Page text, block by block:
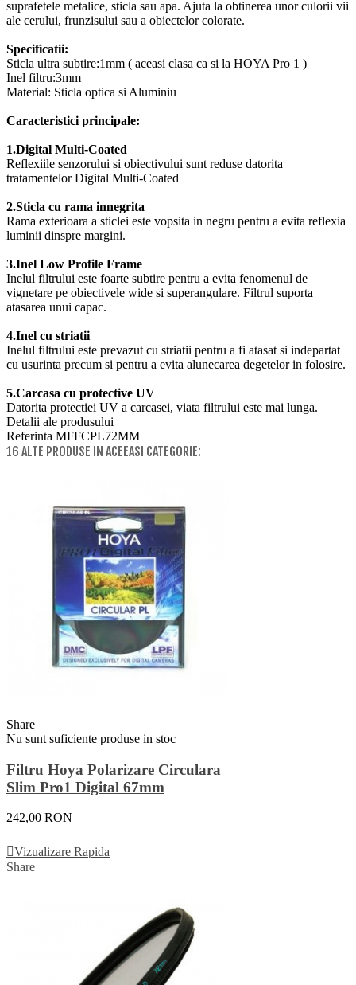
suprafetele metalice, sticla sau apa. Ajuta la obtinerea unor culorii vii
ale cerului, frunzisului sau a obiectelor colorate.
Specificatii:
Sticla ultra subtire:1mm ( aceasi clasa ca si la HOYA Pro 1 )
Inel filtru:3mm
Material: Sticla optica si Aluminiu
Caracteristici principale:
1.Digital Multi-Coated
Reflexiile senzorului si obiectivului sunt reduse datorita
tratamentelor Digital Multi-Coated
2.Sticla cu rama innegrita
Rama exterioara a sticlei este vopsita in negru pentru a evita reflexia
luminii dinspre margini.
3.Inel Low Profile Frame
Inelul filtrului este foarte subtire pentru a evita fenomenul de
vignetare pe obiectivele wide si superangulare. Filtrul suporta
atasarea unui capac.
4.Inel cu striatii
Inelul filtrului este prevazut cu striatii pentru a fi atasat si indepartat
cu usurinta precum si pentru a evita alunecarea degetelor in folosire.
5.Carcasa cu protective UV
Datorita protectiei UV a carcasei, viata filtrului este mai lunga.
Detalii ale produsului
Referinta MFFCPL72MM
16 ALTE PRODUSE IN ACEEASI CATEGORIE:
Share
Nu sunt suficiente produse in stoc
Filtru Hoya Polarizare Circulara
Slim Pro1 Digital 67mm
242,00 RON
Vizualizare Rapida
Share